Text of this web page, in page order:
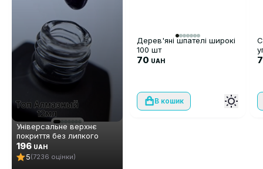
Універсальне верхнє
покриття без липкого
шару Global Fashion TOP-
Алмазний (топ/фініш), 12
мл
196 UAH
5(7236 оцінки)
Дерев'яні шпателі широкі
100 шт
70 UAH
В кошик